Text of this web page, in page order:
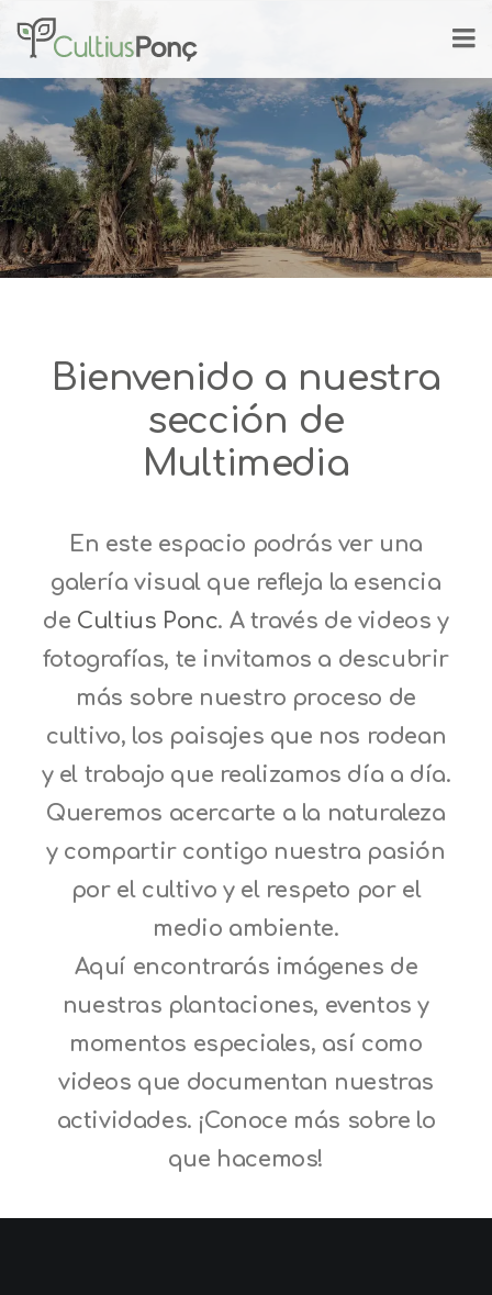
Bienvenido a nuestra
sección de
Multimedia
En este espacio podrás ver una
galería visual que refleja la esencia
de Cultius Ponc. A través de videos y
fotografías, te invitamos a descubrir
más sobre nuestro proceso de
cultivo, los paisajes que nos rodean
y el trabajo que realizamos día a día.
Queremos acercarte a la naturaleza
y compartir contigo nuestra pasión
por el cultivo y el respeto por el
medio ambiente.
Aquí encontrarás imágenes de
nuestras plantaciones, eventos y
momentos especiales, así como
videos que documentan nuestras
actividades. ¡Conoce más sobre lo
que hacemos!